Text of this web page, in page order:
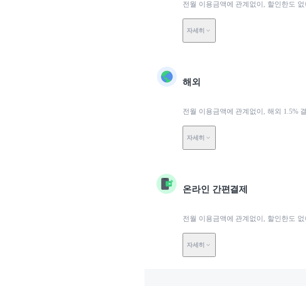
전월 이용금액에 관계없이, 할인한도
자세히
해외
전월 이용금액에 관계없이, 해외 1.5%
자세히
온라인 간편결제
전월 이용금액에 관계없이, 할인한도
자세히